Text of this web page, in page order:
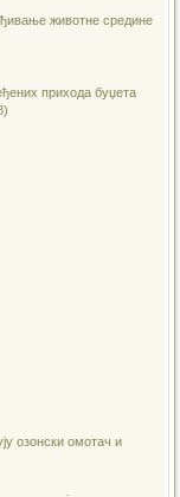
животне средине
прихода буџета
озонски омотач и